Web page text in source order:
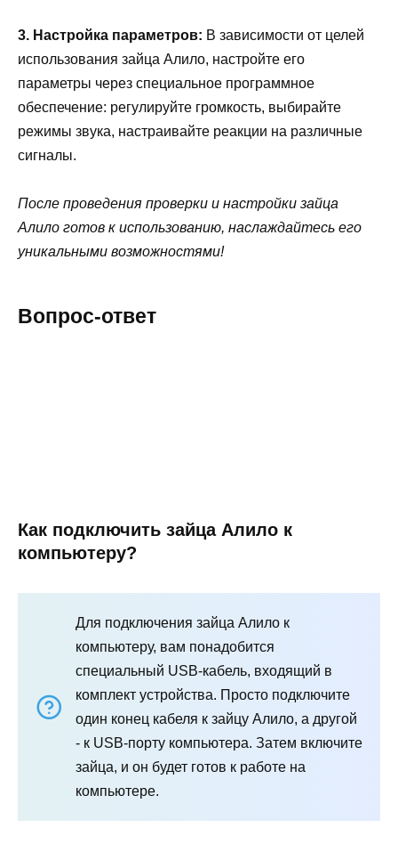
3. Настройка параметров: В зависимости от целей
использования зайца Алило, настройте его
параметры через специальное программное
обеспечение: регулируйте громкость, выбирайте
режимы звука, настраивайте реакции на различные
сигналы.
После проведения проверки и настройки зайца
Алило готов к использованию, наслаждайтесь его
уникальными возможностями!
Вопрос-ответ
Как подключить зайца Алило к
компьютеру?
Для подключения зайца Алило к
компьютеру, вам понадобится
специальный USB-кабель, входящий в
комплект устройства. Просто подключите
один конец кабеля к зайцу Алило, а другой
- к USB-порту компьютера. Затем включите
зайца, и он будет готов к работе на
компьютере.